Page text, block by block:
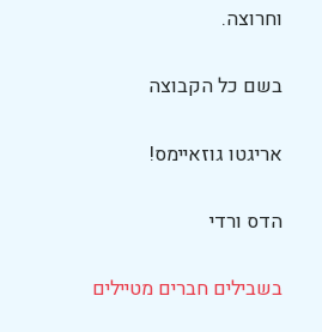
וחרוצה.
בשם כל הקבוצה
אריגטו גוזאיימס!
הדס ורדי
בשבילים חברים מטיילים